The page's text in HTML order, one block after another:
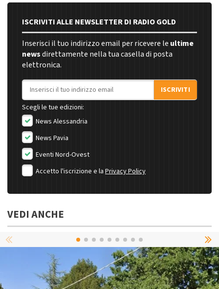
ISCRIVITI ALLE NEWSLETTER DI RADIO GOLD
Inserisci il tuo indirizzo email per ricevere le ultime
newsdirettamente nella tua casella di posta
elettronica.
Indirizzo email
ISCRIVITI
Scegli le tue edizioni:
News Alessandria
News Pavia
Eventi Nord-Ovest
Accetto l'iscrizione e la Privacy Policy
VEDI ANCHE